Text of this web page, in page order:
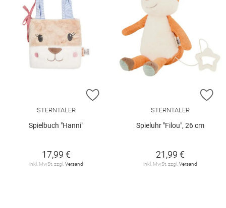
ZUR WUNSCHLISTE HINZUFÜGEN
STERNTALER
Spielbuch "Hanni"
17,99 €
inkl. MwSt. zzgl. Versand
STERNTALER
Spieluhr "Filou", 26 cm
21,99 €
inkl. MwSt. zzgl. Versand